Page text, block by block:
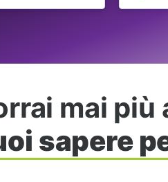
mai più
sapere